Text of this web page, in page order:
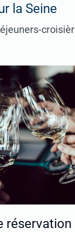
la Seine